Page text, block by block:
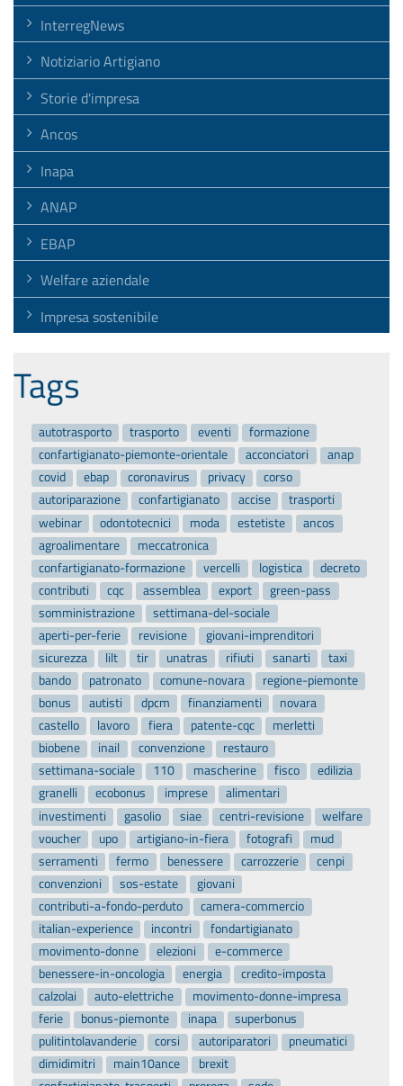
InterregNews
Notiziario Artigiano
Storie d'impresa
Ancos
Inapa
ANAP
EBAP
Welfare aziendale
Impresa sostenibile
Tags
autotrasporto trasporto eventi
formazione
confartigianato-piemonte-orientale
acconciatori
anap
covid
ebap coronavirus privacy
corso
autoriparazione
confartigianato accise
trasporti
webinar
odontotecnici moda estetiste
ancos
agroalimentare
meccatronica
confartigianato-formazione
vercelli logistica
decreto
contributi
cqc assemblea export
green-pass
somministrazione
settimana-del-sociale
aperti-per-ferie
revisione
giovani-imprenditori
sicurezza
lilt tir unatras rifiuti sanarti
taxi
bando
patronato comune-novara
regione-piemonte
bonus
autisti dpcm finanziamenti
novara
castello
lavoro fiera patente-cqc
merletti
biobene
inail convenzione
restauro
settimana-sociale
110 mascherine fisco
edilizia
granelli
ecobonus imprese
alimentari
investimenti
gasolio siae centri-revisione
welfare
voucher
upo artigiano-in-fiera fotografi
mud
serramenti
fermo benessere carrozzerie
cenpi
convenzioni
sos-estate
giovani
contributi-a-fondo-perduto
camera-commercio
italian-experience
incontri
fondartigianato
movimento-donne
elezioni
e-commerce
benessere-in-oncologia
energia
credito-imposta
calzolai
auto-elettriche
movimento-donne-impresa
ferie
bonus-piemonte inapa
superbonus
pulitintolavanderie
corsi autoriparatori
pneumatici
dimidimitri
main10ance
brexit